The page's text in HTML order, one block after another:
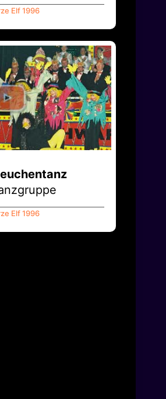
Elf 1996
Elf 1996